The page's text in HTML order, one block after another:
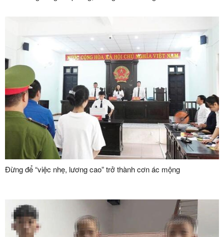
Đừng để “việc nhẹ, lương cao” trở thành cơn ác mộng